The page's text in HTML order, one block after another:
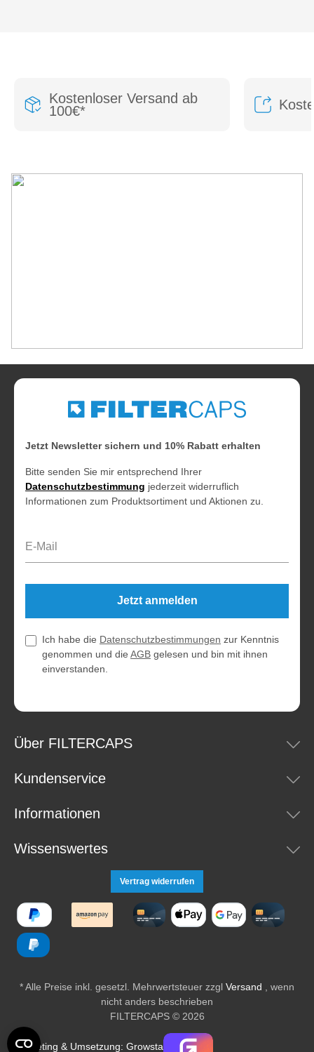
Kostenloser Versand ab
100€*
Jetzt Newsletter sichern und 10% Rabatt erhalten
Bitte senden Sie mir entsprechend Ihrer
Datenschutzbestimmung jederzeit widerruflich
Informationen zum Produktsortiment und Aktionen zu.
Jetzt anmelden
Ich habe die Datenschutzbestimmungen zur Kenntnis
genommen und die AGB gelesen und bin mit ihnen
einverstanden.
Über FILTERCAPS
Kundenservice
Informationen
Wissenswertes
Vertrag widerrufen
FILTERCAPS © 2026
* Alle Preise inkl. gesetzl. Mehrwertsteuer zzgl Versand , wenn
nicht anders beschrieben
Marketing & Umsetzung: Growsta